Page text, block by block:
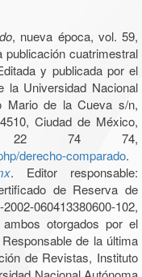
, nueva época, vol. 59,
cuatrimestral
y publicada por el
la Universidad Nacional
Mario de la Cueva s/n,
Ciudad de México,
74 74,
derecho-comparado.
. Editor responsable:
de Reserva de
060413380600-102,
otorgados por el
de la última
de Revistas, Instituto